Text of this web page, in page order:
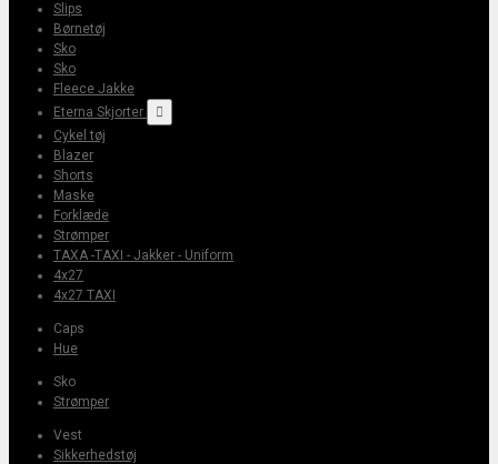
Slips
Børnetøj
Sko
Sko
Fleece Jakke
Eterna Skjorter

Cykel tøj
Blazer
Shorts
Maske
Forklæde
Strømper
TAXA -TAXI - Jakker - Uniform
4x27
4x27 TAXI
Caps
Hue
Sko
Strømper
Vest
Sikkerhedstøj